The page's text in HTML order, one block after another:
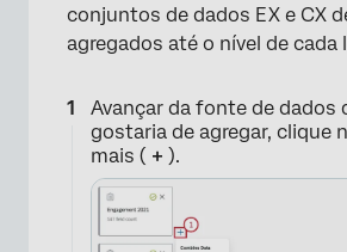
conjuntos de dados EX e CX
agregados até o nível de cada
Avançar da fonte de dados
gostaria de agregar, clique
mais ( + ).